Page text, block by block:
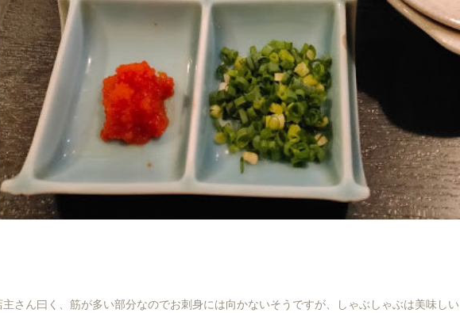
主さん曰く、筋が多い部分なのでお刺身には向かないそうですが、しゃぶしゃぶは美味し